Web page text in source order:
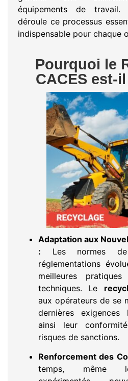
équipements de
déroule ce processus
indispensable pour chaque
Pourquoi le
CACES est-
Adaptation aux
: Les normes
réglementations
meilleures
techniques. Le
aux opérateurs de se
dernières exigences
ainsi leur
risques de sanctions.
Renforcement des
temps, même